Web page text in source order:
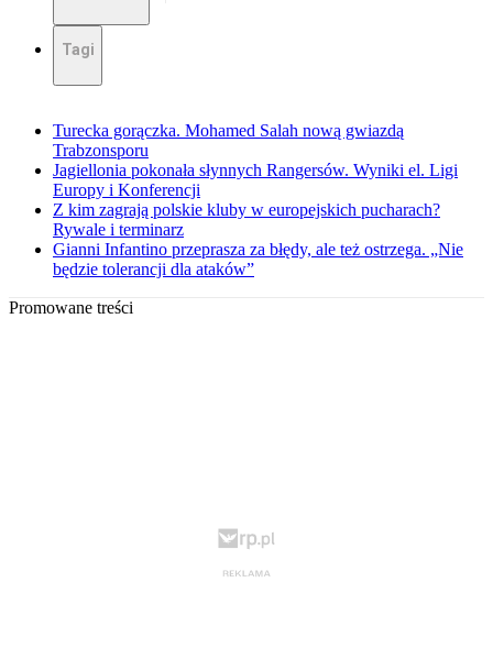
Tagi
Turecka gorączka. Mohamed Salah nową gwiazdą
Trabzonsporu
Jagiellonia pokonała słynnych Rangersów. Wyniki el. Ligi
Europy i Konferencji
Z kim zagrają polskie kluby w europejskich pucharach?
Rywale i terminarz
Gianni Infantino przeprasza za błędy, ale też ostrzega. „Nie
będzie tolerancji dla ataków”
Promowane treści